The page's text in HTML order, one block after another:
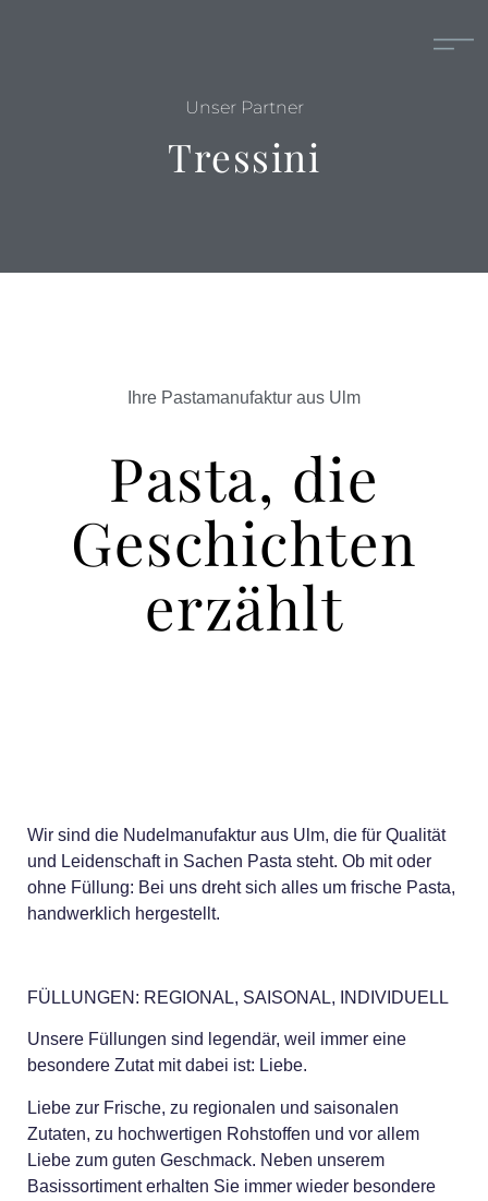
Unser Partner
Tressini
Ihre Pastamanufaktur aus Ulm
Pasta, die
Geschichten
erzählt
Wir sind die Nudelmanufaktur aus Ulm, die für Qualität
und Leidenschaft in Sachen Pasta steht. Ob mit oder
ohne Füllung: Bei uns dreht sich alles um frische Pasta,
handwerklich hergestellt.
FÜLLUNGEN: REGIONAL, SAISONAL, INDIVIDUELL
Unsere Füllungen sind legendär, weil immer eine
besondere Zutat mit dabei ist: Liebe.
Liebe zur Frische, zu regionalen und saisonalen
Zutaten, zu hochwertigen Rohstoffen und vor allem
Liebe zum guten Geschmack. Neben unserem
Basissortiment erhalten Sie immer wieder besondere